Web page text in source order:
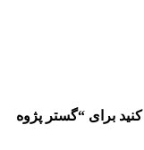
برای “گستر پژوه